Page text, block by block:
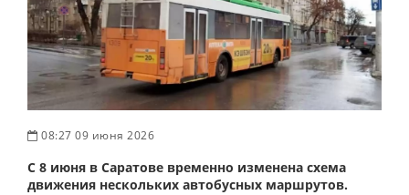
08:27 09 июня 2026
С 8 июня в Саратове временно изменена схема
движения нескольких автобусных маршрутов.